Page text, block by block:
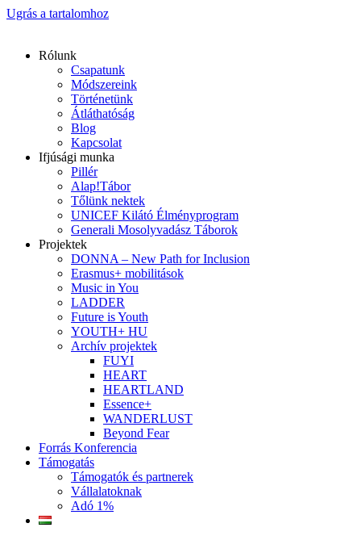
Ugrás a tartalomhoz
Rólunk
Csapatunk
Módszereink
Történetünk
Átláthatóság
Blog
Kapcsolat
Ifjúsági munka
Pillér
Alap!Tábor
Tőlünk nektek
UNICEF Kilátó Élményprogram
Generali Mosolyvadász Táborok
Projektek
DONNA – New Path for Inclusion
Erasmus+ mobilitások
Music in You
LADDER
Future is Youth
YOUTH+ HU
Archív projektek
FUYI
HEART
HEARTLAND
Essence+
WANDERLUST
Beyond Fear
Forrás Konferencia
Támogatás
Támogatók és partnerek
Vállalatoknak
Adó 1%